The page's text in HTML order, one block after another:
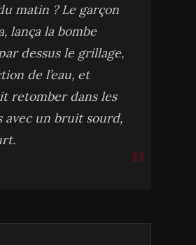
matin ? Le garçon
lança la bombe
dessus le grillage,
de l’eau, et
retomber dans les
avec un bruit sourd,